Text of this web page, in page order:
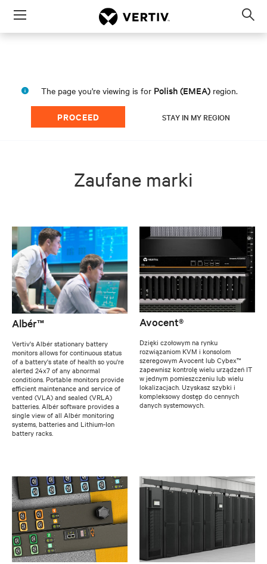
Menu
The page you're viewing is for Polish (EMEA) region.
PROCEED STAY IN MY REGION
Zaufane marki
Albér™
Vertiv's Albér stationary battery
monitors allows for continuous status
of a battery's state of health so you're
alerted 24x7 of any abnormal
conditions. Portable monitors provide
efficient maintenance and service of
vented (VLA) and sealed (VRLA)
batteries. Albér software provides a
single view of all Albér monitoring
systems, batteries and Lithium-Ion
battery racks.
Avocent®
Dzięki czołowym na rynku
rozwiązaniom KVM i konsolom
szeregowym Avocent lub Cybex™
zapewnisz kontrolę wielu urządzeń IT
w jednym pomieszczeniu lub wielu
lokalizacjach. Uzyskasz szybki i
kompleksowy dostęp do cennych
danych systemowych.